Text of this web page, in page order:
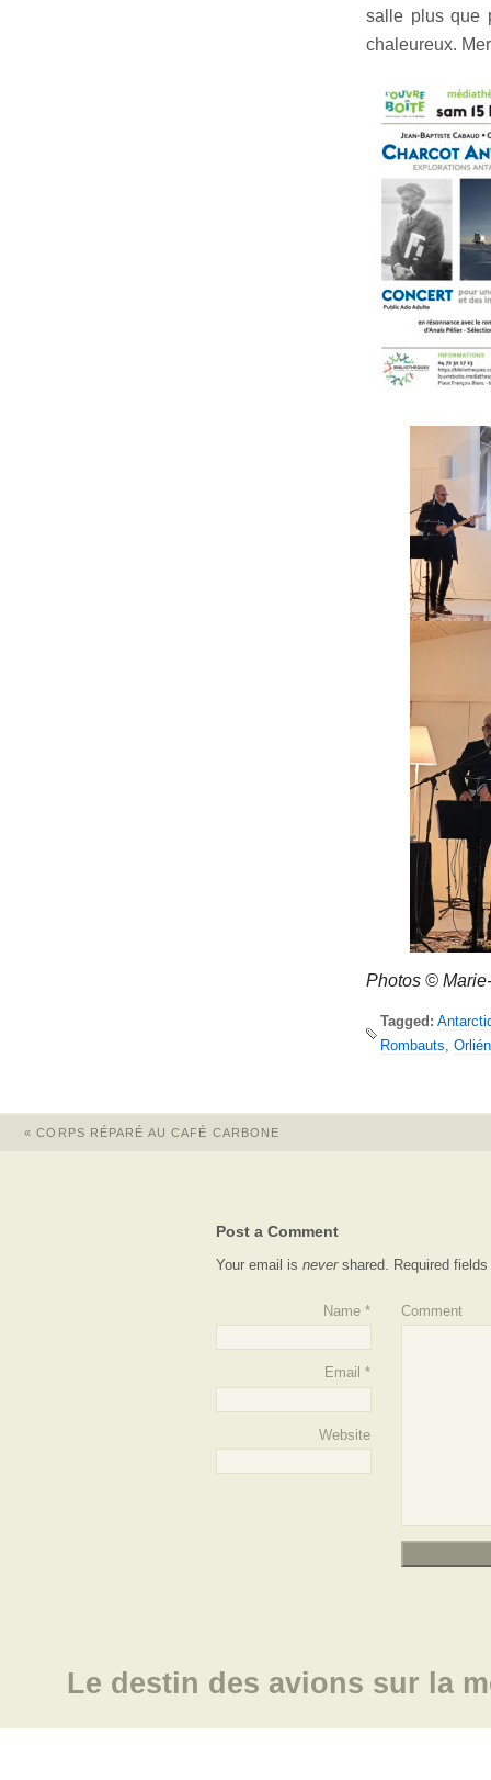
salle plus que
chaleureux.
Photos ©
Tagged:
Rombauts
« CORPS RÉPARÉ AU CAFÉ CARBONE
Post a Comment
Your email isnevershared. Required
Name *
Email *
Website
Comment
Le destin des avions sur la